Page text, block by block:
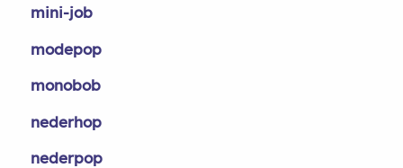
mini-job
modepop
monobob
nederhop
nederpop